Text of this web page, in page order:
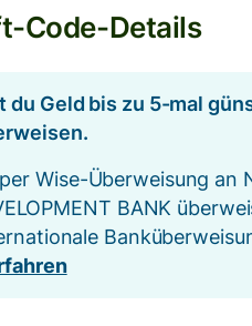
Code-Details
du Geld bis zu 5-mal
Wise-Überweisung an
BANK